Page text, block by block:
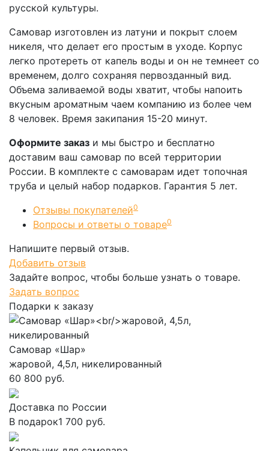
русской культуры.
Самовар изготовлен из латуни и покрыт слоем
никеля, что делает его простым в уходе. Корпус
легко протереть от капель воды и он не темнеет со
временем, долго сохраняя первозданный вид.
Объема заливаемой воды хватит, чтобы напоить
вкусным ароматным чаем компанию из более чем
8 человек. Время закипания 15-20 минут.
Оформите заказ и мы быстро и бесплатно
доставим ваш самовар по всей территории
России. В комплекте с самоварам идет топочная
труба и целый набор подарков. Гарантия 5 лет.
Отзывы покупателей0
Вопросы и ответы о товаре0
Напишите первый отзыв.
Добавить отзыв
Задайте вопрос, чтобы больше узнать о товаре.
Задать вопрос
Подарки к заказу
Самовар «Шар»
жаровой, 4,5л, никелированный
60 800 руб.
Доставка по России
В подарок1 700 руб.